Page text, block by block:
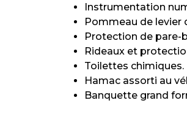
Instrumentation
Pommeau de levier
Protection de pare-
Rideaux et
Toilettes chimiques.
Hamac assorti au
Banquette grand